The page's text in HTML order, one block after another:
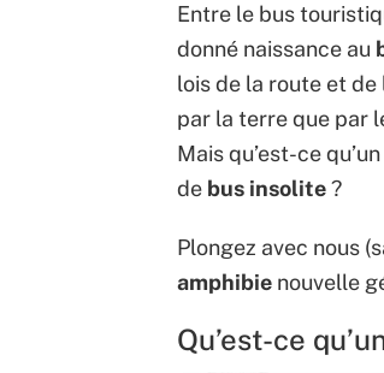
Entre le bus
donné naissance au
lois de la route et
par la terre que par
Mais qu’est-ce qu’un
de bus insolite?
Plongez avec nous
amphibie nouvelle
Qu’est-ce